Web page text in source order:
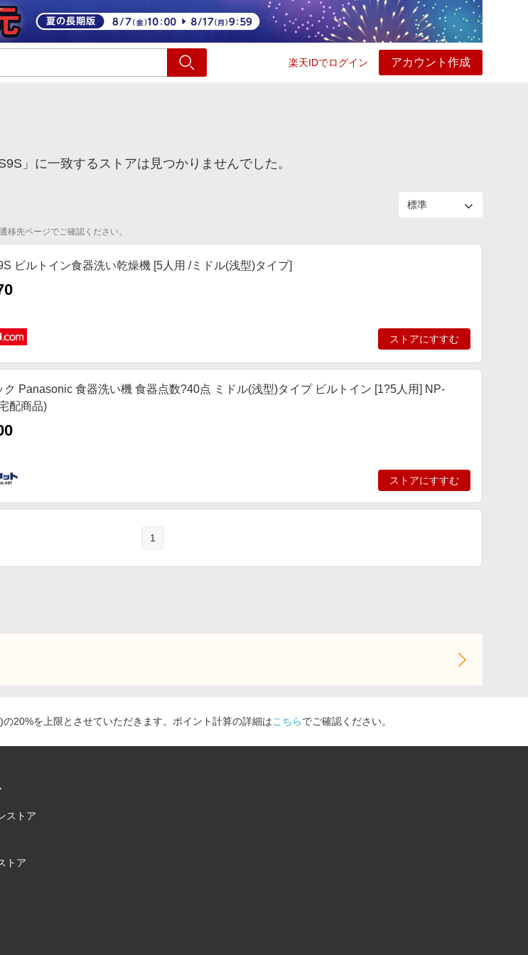
楽天IDでログイン アカウント作成
」に一致するストアは見つかりませんでした。
移先ページでご確認ください。
ビルトイン食器洗い乾燥機 [5人用 /ミドル(浅型)タイプ]
ストアにすすむ
ク Panasonic 食器洗い機 食器点数?40点 ミドル(浅型)タイプ ビルトイン [1?5人用] NP-
配商品)
ストアにすすむ
1
20%を上限とさせていただきます。ポイント計算の詳細はこちらでご確認ください。
ストア
トア